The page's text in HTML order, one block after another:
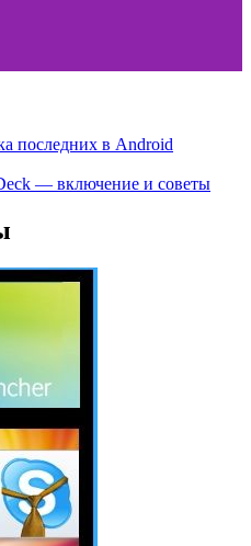
последних в Android
— включение и советы